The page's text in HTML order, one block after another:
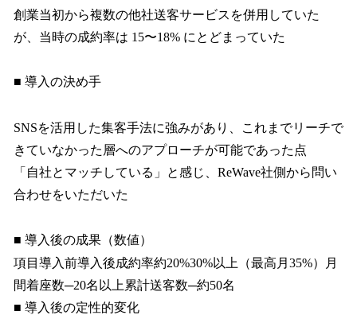
創業当初から複数の他社送客サービスを併用していた
が、当時の成約率は 15〜18% にとどまっていた
■ 導入の決め手
SNSを活用した集客手法に強みがあり、これまでリーチで
きていなかった層へのアプローチが可能であった点
「自社とマッチしている」と感じ、ReWave社側から問い
合わせをいただいた
■ 導入後の成果（数値）
項目導入前導入後成約率約20%30%以上（最高月35%）月
間着座数─20名以上累計送客数─約50名
■ 導入後の定性的変化